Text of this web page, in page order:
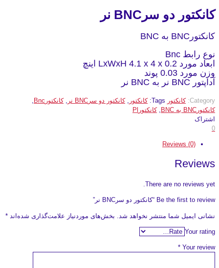
کانکتور دو سرBNC نر
کانکتورBNC به BNC
نوع رابط Bnc
ابعاد مورد LxWxH 4.1 x 4 x 0.2 اینچ
وزن مورد 0.03 پوند
آداپتور BNC نر به BNC نر
Category: کانکتور Tags: کانکتور ,کانکتور دو سرBNC نر ,کانکتورBnc
,
کانکتورBNC به BNC
,کانکتورPl
اشتراک
0
Reviews (0)
Reviews
There are no reviews yet.
Be the first to review “کانکتور دو سرBNC نر”
نشانی ایمیل شما منتشر نخواهد شد. بخش‌های موردنیاز علامت‌گذاری شده‌اند *
Your rating
Your review
*